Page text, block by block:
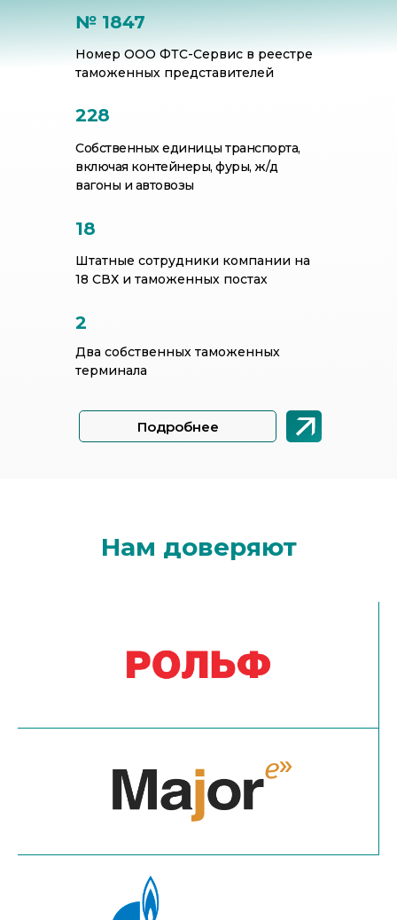
Подробнее
Два собственных таможенных
терминала
2
Штатные сотрудники компании на
18 СВХ и таможенных постах
18
Собственных единицы транспорта,
включая контейнеры, фуры, ж/д
вагоны и автовозы
228
Номер ООО ФТС-Сервис в реестре
таможенных представителей
№ 1847
Нам доверяют